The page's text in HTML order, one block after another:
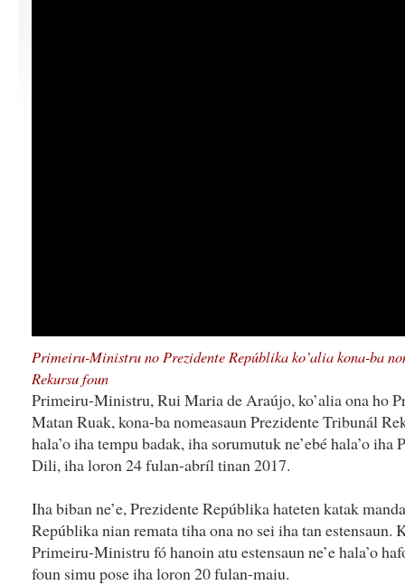
Primeiru-Ministru no Prezidente Repúblika ko’alia kona-ba
Rekursu foun
Primeiru-Ministru, Rui Maria de Araújo, ko’alia ona ho
Matan Ruak, kona-ba nomeasaun Prezidente Tribunál
hala’o iha tempu badak, iha sorumutuk ne’ebé hala’o iha
Dili, iha loron 24 fulan-abríl tinan 2017.
Iha biban ne’e, Prezidente Repúblika hateten katak
Repúblika nian remata tiha ona no sei iha tan estensaun.
Primeiru-Ministru fó hanoin atu estensaun ne’e hala’o
foun simu pose iha loron 20 fulan-maiu.